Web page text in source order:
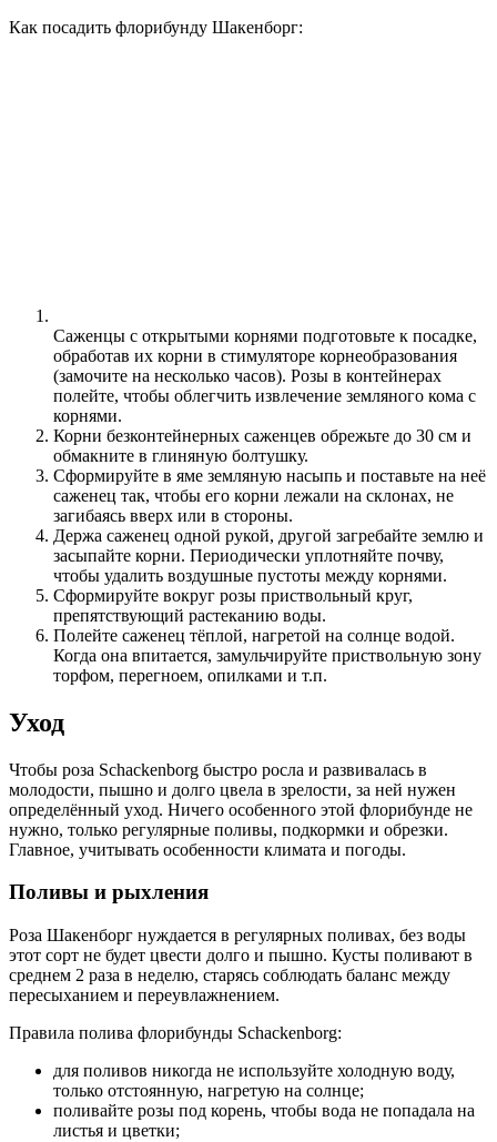
Как посадить флорибунду Шакенборг:
Саженцы с открытыми корнями подготовьте к посадке,
обработав их корни в стимуляторе корнеобразования
(замочите на несколько часов). Розы в контейнерах
полейте, чтобы облегчить извлечение земляного кома с
корнями.
Корни безконтейнерных саженцев обрежьте до 30 см и
обмакните в глиняную болтушку.
Сформируйте в яме земляную насыпь и поставьте на неё
саженец так, чтобы его корни лежали на склонах, не
загибаясь вверх или в стороны.
Держа саженец одной рукой, другой загребайте землю и
засыпайте корни. Периодически уплотняйте почву,
чтобы удалить воздушные пустоты между корнями.
Сформируйте вокруг розы приствольный круг,
препятствующий растеканию воды.
Полейте саженец тёплой, нагретой на солнце водой.
Когда она впитается, замульчируйте приствольную зону
торфом, перегноем, опилками и т.п.
Уход
Чтобы роза Schackenborg быстро росла и развивалась в
молодости, пышно и долго цвела в зрелости, за ней нужен
определённый уход. Ничего особенного этой флорибунде не
нужно, только регулярные поливы, подкормки и обрезки.
Главное, учитывать особенности климата и погоды.
Поливы и рыхления
Роза Шакенборг нуждается в регулярных поливах, без воды
этот сорт не будет цвести долго и пышно. Кусты поливают в
среднем 2 раза в неделю, старясь соблюдать баланс между
пересыханием и переувлажнением.
Правила полива флорибунды Schackenborg:
для поливов никогда не используйте холодную воду,
только отстоянную, нагретую на солнце;
поливайте розы под корень, чтобы вода не попадала на
листья и цветки;